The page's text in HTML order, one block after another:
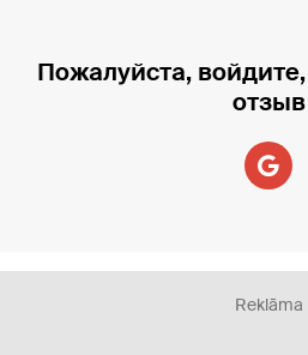
Пожалуйста,
отзыв
Reklāma